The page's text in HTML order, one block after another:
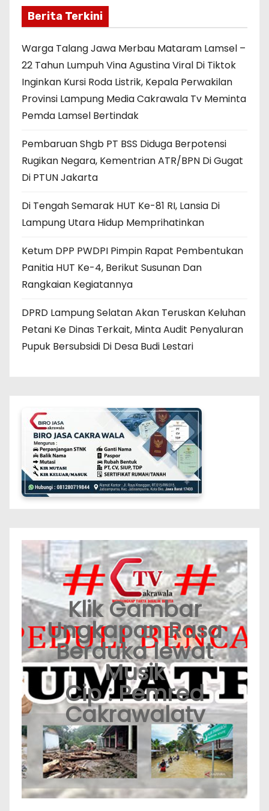
Berita Terkini
Warga Talang Jawa Merbau Mataram Lamsel –
22 Tahun Lumpuh Vina Agustina Viral Di Tiktok
Inginkan Kursi Roda Listrik, Kepala Perwakilan
Provinsi Lampung Media Cakrawala Tv Meminta
Pemda Lamsel Bertindak
Pembaruan Shgb PT BSS Diduga Berpotensi
Rugikan Negara, Kementrian ATR/BPN Di Gugat
Di PTUN Jakarta
Di Tengah Semarak HUT Ke-81 RI, Lansia Di
Lampung Utara Hidup Memprihatinkan
Ketum DPP PWDPI Pimpin Rapat Pembentukan
Panitia HUT Ke-4, Berikut Susunan Dan
Rangkaian Kegiatannya
DPRD Lampung Selatan Akan Teruskan Keluhan
Petani Ke Dinas Terkait, Minta Audit Penyaluran
Pupuk Bersubsidi Di Desa Budi Lestari
Klik Gambar
Ungkapan Rasa
Berduka lewat
Musik
Cip : Pemred
Cakrawalatv